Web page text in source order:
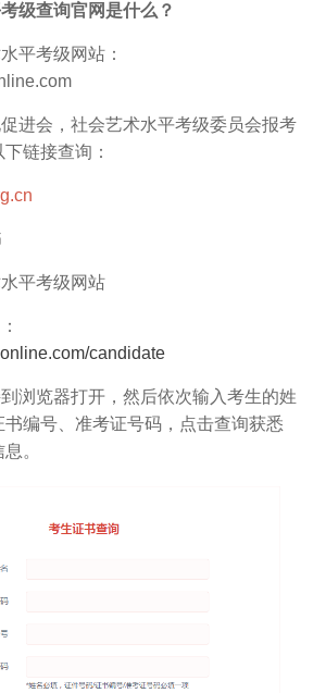
级查询官网是什么？
平考级网站：
进会，社会艺术水平考级委员会报考
链接查询：
平考级网站
candidate
浏览器打开，然后依次输入考生的姓
编号、准考证号码，点击查询获悉
。